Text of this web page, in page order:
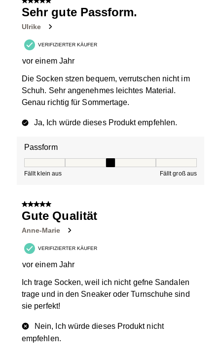
5 von 5 Sternen.
Sehr gute Passform.
Ulrike
VERIFIZIERTER KÄUFER
vor einem Jahr
Die Socken stzen bequem, verrutschen nicht im
Schuh. Sehr angenehmes leichtes Material.
Genau richtig für Sommertage.
Ja, Ich würde dieses Produkt empfehlen.
Passform
Fällt klein aus Fällt groß aus
5 von 5 Sternen.
Gute Qualität
Anne-Marie
VERIFIZIERTER KÄUFER
vor einem Jahr
Ich trage Socken, weil ich nicht gefne Sandalen
trage und in den Sneaker oder Turnschuhe sind
sie perfekt!
Nein, Ich würde dieses Produkt nicht
empfehlen.